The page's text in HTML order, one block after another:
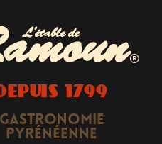
L'étable de
®
1799
Gastronomie
Pyrénéenne